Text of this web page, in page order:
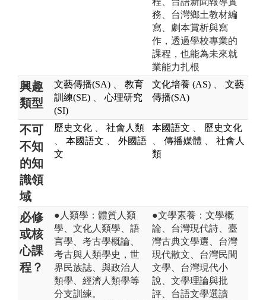
務、台灣鄉土教材編
寫、劇本賞析與寫
作，透過學校專業的
課程，也能為未來就
業能力扎根
興趣
類型
文藝傳播(SA)
教育
訓練(SE)
心理研究
(SI)
文化培養 (AS)
文藝
傳播(SA)
不可
不知
的知
識領
域
歷史文化
社會人類
本國語文
外國語
文
本國語文
歷史文化
傳播媒體
社會人
類
必修
或核
心課
程？
●人類學：體質人類
學、文化人類學、語
言學、考古學概論、
考古與人類學史，世
界民族誌、與政治人
類學、經濟人類學等
分支訓練。
●文學素養：文學概
論、台灣現代詩、臺
灣古典文學選、台灣
現代散文、台灣民間
文學、台灣現代小
說、文學理論與批
評、台語文學選讀